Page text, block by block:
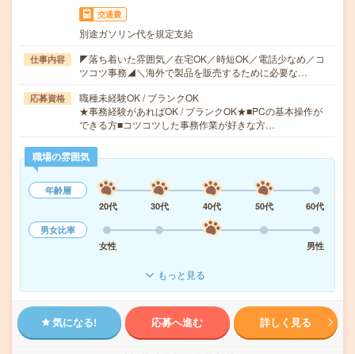
交通費
別途ガソリン代を規定支給
仕事内容
◤落ち着いた雰囲気／在宅OK／時短OK／電話少なめ／コ
ツコツ事務◢＼海外で製品を販売するために必要な…
応募資格
職種未経験OK / ブランクOK
★事務経験があればOK / ブランクOK★■PCの基本操作が
できる方■コツコツした事務作業が好きな方…
職場の雰囲気
年齢層
20代
30代 40代 50代
60代
男女比率
女性
男性
もっと見る
気になる! 応募へ進む 詳しく見る